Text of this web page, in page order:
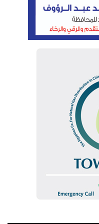
لتصميم جداريات واجهات
عياد رئيس لجنة